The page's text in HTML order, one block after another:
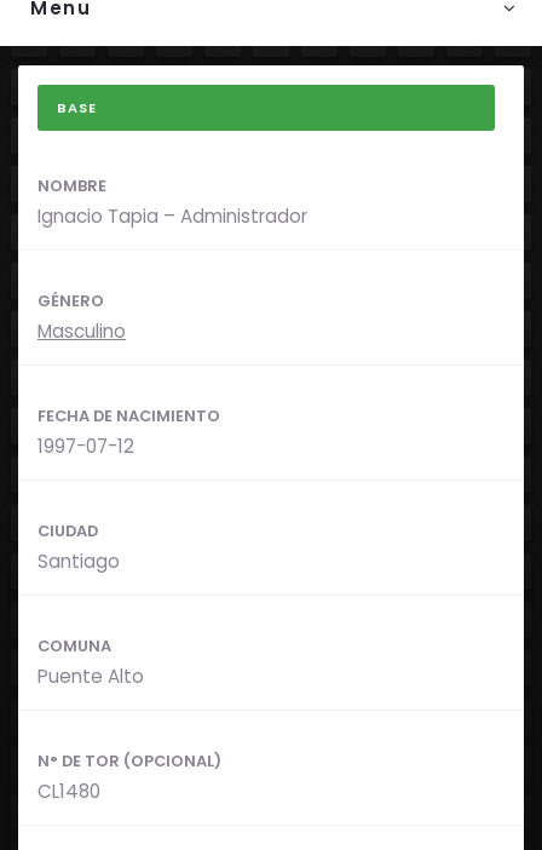
Menu
BASE
NOMBRE
Ignacio Tapia – Administrador
GÉNERO
Masculino
FECHA DE NACIMIENTO
1997-07-12
CIUDAD
Santiago
COMUNA
Puente Alto
N° DE TOR (OPCIONAL)
CL1480